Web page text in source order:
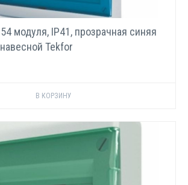
модуля, IP41, прозрачная синяя
Tekfor